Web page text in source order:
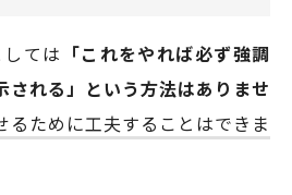
ポリシー
ては 「これをやれば必ず強調
される」という方法はありませ
るために工夫することはできま